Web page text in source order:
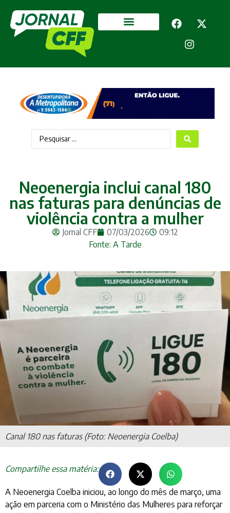
Neoenergia inclui canal 180
nas faturas para denúncias de
violência contra a mulher
Jornal CFF 07/03/2026
09:12
Fonte: A Tarde
Canal 180 nas faturas (Foto: Neoenergia Coelba)
Compartilhe essa matéria:
A Neoenergia Coelba iniciou, ao longo do mês de março, uma
ação em parceria com o Ministério das Mulheres para reforçar